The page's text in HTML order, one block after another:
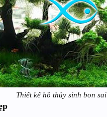
Thiết kế hồ thủy sinh bon sai